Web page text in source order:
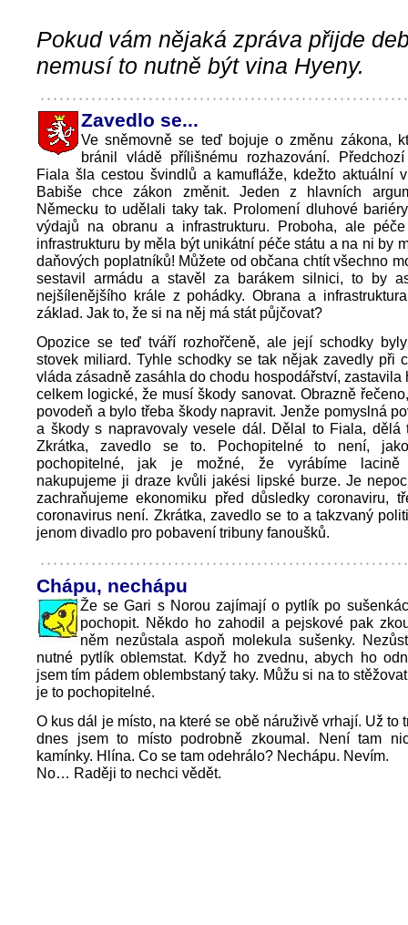
Pokud vám nějaká zpráva přijde
nemusí to nutně být vina Hyeny.
Zavedlo se...
Ve sněmovně se teď bojuje o změnu zákona,
bránil vládě přílišnému rozhazování.
Fiala šla cestou švindlů a kamufláže, kdežto aktuální
Babiše chce zákon změnit. Jeden z hlavních
Německu to udělali taky tak. Prolomení dluhové
výdajů na obranu a infrastrukturu. Proboha, ale
infrastrukturu by měla být unikátní péče státu a na ni by
daňových poplatníků! Můžete od občana chtít všechno
sestavil armádu a stavěl za barákem silnici, to by
nejšílenějšího krále z pohádky. Obrana a
základ. Jak to, že si na něj má stát půjčovat?
Opozice se teď tváří rozhořčeně, ale její schodky
stovek miliard. Tyhle schodky se tak nějak zavedly při
vláda zásadně zasáhla do chodu hospodářství, zastavila
celkem logické, že musí škody sanovat. Obrazně
povodeň a bylo třeba škody napravit. Jenže pomyslná
a škody s napravovaly vesele dál. Dělal to Fiala, dělá
Zkrátka, zavedlo se to. Pochopitelné to není,
pochopitelné, jak je možné, že vyrábíme
nakupujeme ji draze kvůli jakési lipské burze. Je
zachraňujeme ekonomiku před důsledky coronaviru,
coronavirus není. Zkrátka, zavedlo se to a takzvaný
jenom divadlo pro pobavení tribuny fanoušků.
Chápu, nechápu
Že se Gari s Norou zajímají o pytlík po
pochopit. Někdo ho zahodil a pejskové pak
něm nezůstala aspoň molekula sušenky.
nutné pytlík oblemstat. Když ho zvednu, abych ho
jsem tím pádem oblembstaný taky. Můžu si na to
je to pochopitelné.
O kus dál je místo, na které se obě náruživě vrhají. Už to
dnes jsem to místo podrobně zkoumal. Není tam
kamínky. Hlína. Co se tam odehrálo? Nechápu. Nevím.
No… Raději to nechci vědět.